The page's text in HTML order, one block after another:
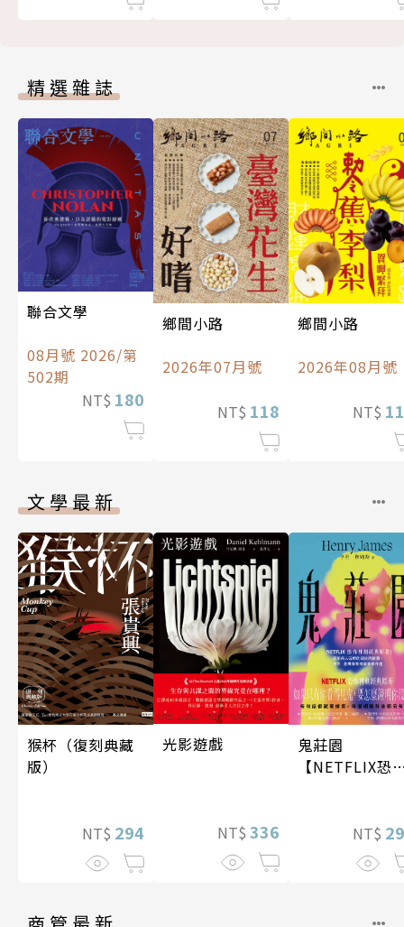
精選雜誌
聯合文學
08月號 2026/第
502期
NT$ 180
鄉間小路
2026年07月號
NT$ 118
鄉間小路
2026年08月號
NT$
文學最新
猴杯（復刻典藏
版）
NT$ 294
光影遊戲
NT$ 336
鬼莊園
【NETFLIX恐
NT$